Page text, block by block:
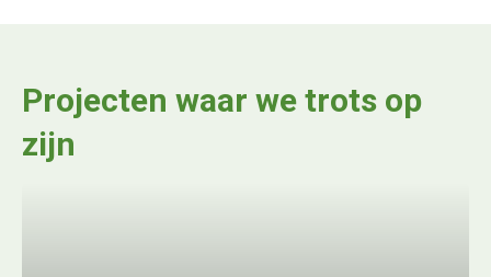
Projecten waar we trots op
zijn